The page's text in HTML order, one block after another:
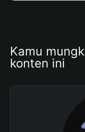
Kamu
konten ini